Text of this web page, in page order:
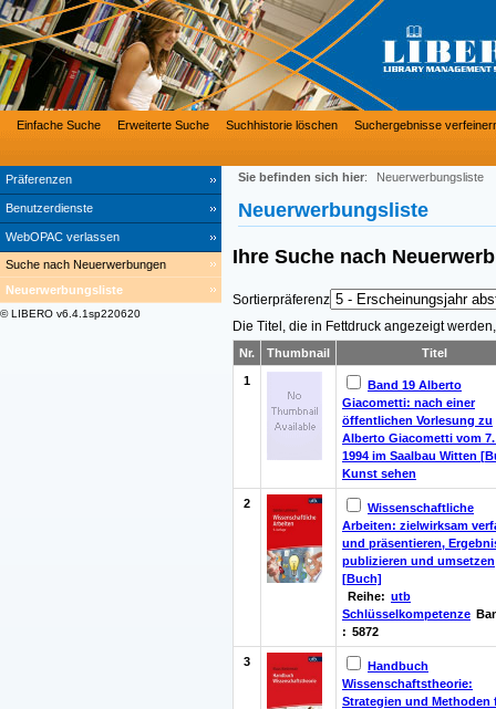
Präferenzen
Benutzerdienste
WebOPAC verlassen
Einfache Suche Erweiterte Suche Suchhistorie löschen Suchergebnisse
Suche nach Neuerwerbungen
Neuerwerbungsliste
© LIBERO v6.4.1sp220620
Sie befinden sich hier: Neuerwerbungsliste
Neuerwerbungsliste
Ihre Suche nach
Sortierpräferenz
Die Titel, die in Fettdruck angezeigt
Nr. Thumbnail Titel
1
Band 19 Alberto
Giacometti: nach einer
öffentlichen Vorlesung zu
Alberto Giacometti vom
1994 im Saalbau Witten
Kunst sehen
2
Wissenschaftliche
Arbeiten: zielwirksam
und präsentieren,
publizieren und umsetzen
[Buch]
Reihe: utb
Schlüsselkompetenze
: 5872
3
Handbuch
Wissenschaftstheorie:
Strategien und Methoden